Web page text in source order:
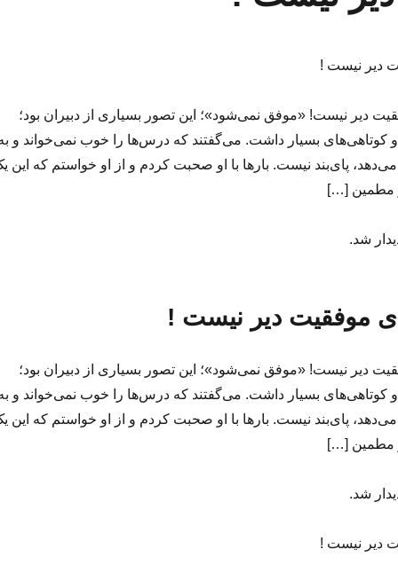
دیر نیست !
دیر نیست! «موفق نمی‌شود»؛ این تصور بسیاری از دبیران بود؛
کوتاهی‌های بسیار داشت. می‌گفتند که درس‌ها را خوب نمی‌خواند و
می‌دهد، پای‌بند نیست. بارها با او صحبت کردم و از او خواستم که این
مطمین […]
شد.
موفقیت دیر نیست !
دیر نیست! «موفق نمی‌شود»؛ این تصور بسیاری از دبیران بود؛
کوتاهی‌های بسیار داشت. می‌گفتند که درس‌ها را خوب نمی‌خواند و
می‌دهد، پای‌بند نیست. بارها با او صحبت کردم و از او خواستم که این
مطمین […]
شد.
دیر نیست !